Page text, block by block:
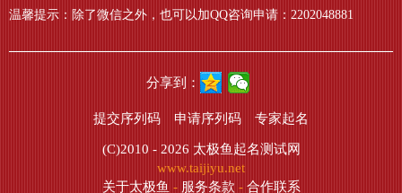
温馨提示：除了微信之外，也可以加QQ咨询申请：2202048881
分享到：
提交序列码 申请序列码 专家起名
(C)2010 - 2026 太极鱼起名测试网
www.taijiyu.net
关于太极鱼 - 服务条款 - 合作联系